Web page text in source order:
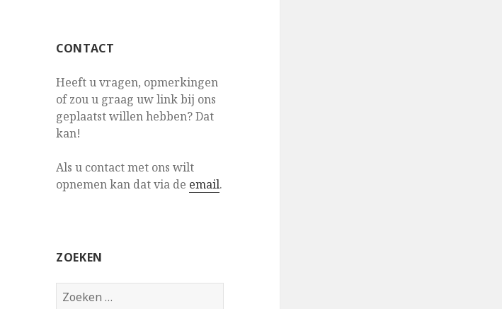
CONTACT
Heeft u vragen, opmerkingen
of zou u graag uw link bij ons
geplaatst willen hebben? Dat
kan!
Als u contact met ons wilt
opnemen kan dat via de email.
ZOEKEN
Z